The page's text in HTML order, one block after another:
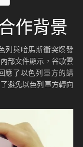
作背景
列與哈馬斯衝突爆發
部文件顯示，谷歌雲
應了以色列軍方的請
避免以色列軍方轉向